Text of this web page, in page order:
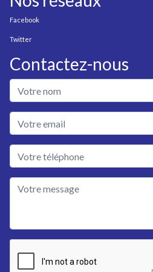
Facebook
Twitter
Contactez-nous